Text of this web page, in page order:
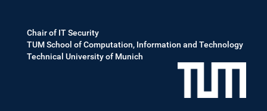
Chair of IT Security
TUM School of Computation, Information and Technology
Technical University of Munich